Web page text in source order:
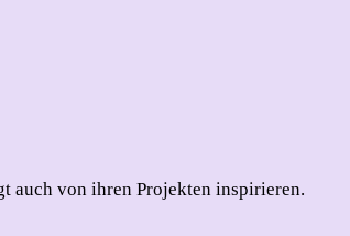
auch von ihren Projekten inspirieren.